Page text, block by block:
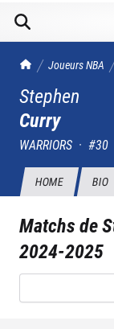
TrashTalk Actu
Joueurs NBA
Stephen
Curry
WARRIORS · #30
HOME BIO
Matchs de
2024-2025